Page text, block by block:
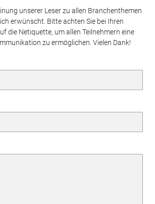
unserer Leser zu allen Branchenthemen
erwünscht. Bitte achten Sie bei Ihren
die Netiquette, um allen Teilnehmern eine
zu ermöglichen. Vielen Dank!